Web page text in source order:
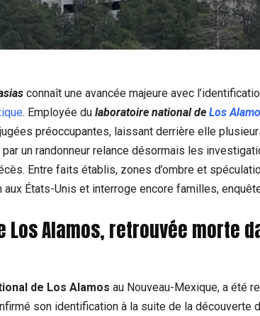
connaît une avancée majeure avec
. Employée du laboratoire national de Los
préoccupantes, laissant derrière elle
un randonneur relance désormais les
Entre faits établis, zones d’ombre et
États-Unis et interroge encore familles,
Los Alamos, retrouvée morte
de Los Alamos au Nouveau-Mexique, a été
son identification à la suite de la découverte